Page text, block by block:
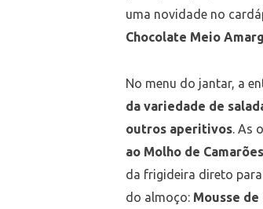
uma novidade no
Chocolate Meio
No menu do jantar, a
da variedade de
outros aperitivos. As
ao Molho de
da frigideira direto
do almoço: Mousse